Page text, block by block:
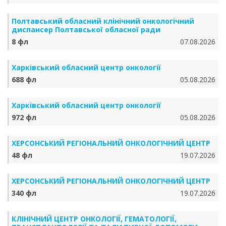
Полтавський обласний клінічний онкологічний
диспансер Полтавської обласної ради
8 фл
07.08.2026
Харківський обласний центр онкології
688 фл
05.08.2026
Харківський обласний центр онкології
972 фл
05.08.2026
ХЕРСОНСЬКИЙ РЕГІОНАЛЬНИЙ ОНКОЛОГІЧНИЙ ЦЕНТР
48 фл
19.07.2026
ХЕРСОНСЬКИЙ РЕГІОНАЛЬНИЙ ОНКОЛОГІЧНИЙ ЦЕНТР
340 фл
19.07.2026
КЛІНІЧНИЙ ЦЕНТР ОНКОЛОГІЇ, ГЕМАТОЛОГІЇ,